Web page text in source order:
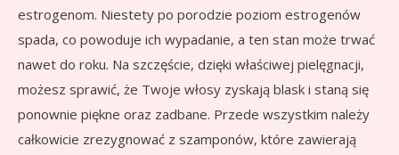
estrogenom. Niestety po porodzie poziom estrogenów
spada, co powoduje ich wypadanie, a ten stan może trwać
nawet do roku. Na szczęście, dzięki właściwej pielęgnacji,
możesz sprawić, że Twoje włosy zyskają blask i staną się
ponownie piękne oraz zadbane. Przede wszystkim należy
całkowicie zrezygnować z szamponów, które zawierają